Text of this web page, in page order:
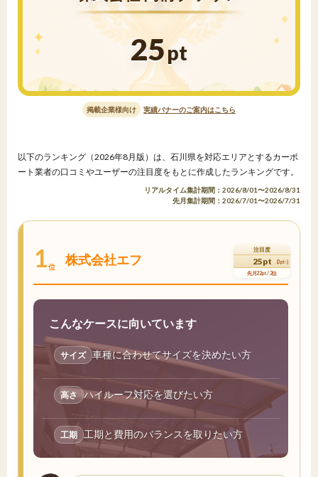
25pt
掲載企業様向け 実績バナーのご案内はこちら
以下のランキング（2026年8月版）は、石川県を対応エリアとするカーポ
ート業者の口コミやユーザーの注目度をもとに作成したランキングです。
リアルタイム集計期間：2026/8/01〜2026/8/31
先月集計期間：2026/7/01〜2026/7/31
1位 株式会社エフ
注目度
25pt (3pt↑)
先月22pt / 2位
こんなケースに向いています
サイズ 車種に合わせてサイズを決めたい方
高さ ハイルーフ対応を選びたい方
工期 工期と費用のバランスを取りたい方